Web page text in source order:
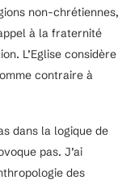
non-chrétiennes,
à la fraternité
L’Eglise considère
contraire à
dans la logique de
pas. J’ai
des